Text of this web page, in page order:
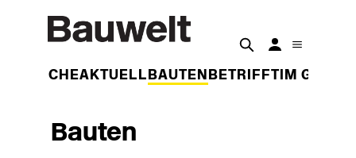
WOCHEAKTUELL BAUTEN BETRIFFT IM
Bauten